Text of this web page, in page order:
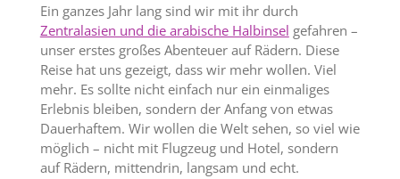
Ein ganzes Jahr lang sind wir mit ihr durch
Zentralasien und die arabische Halbinsel gefahren –
unser erstes großes Abenteuer auf Rädern. Diese
Reise hat uns gezeigt, dass wir mehr wollen. Viel
mehr. Es sollte nicht einfach nur ein einmaliges
Erlebnis bleiben, sondern der Anfang von etwas
Dauerhaftem. Wir wollen die Welt sehen, so viel wie
möglich – nicht mit Flugzeug und Hotel, sondern
auf Rädern, mittendrin, langsam und echt.